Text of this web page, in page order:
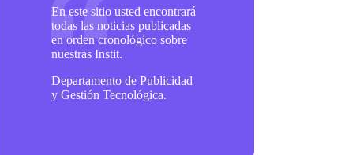
En este sitio usted encontrará
todas las noticias publicadas
en orden cronológico sobre
nuestras Instit.
Departamento de Publicidad
y Gestión Tecnológica.